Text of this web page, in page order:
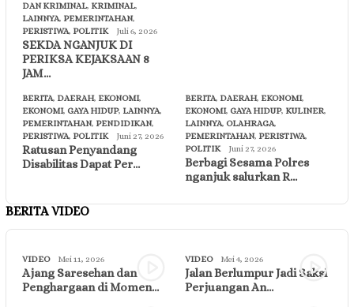
DAN KRIMINAL, KRIMINAL,
LAINNYA, PEMERINTAHAN,
PERISTIWA, POLITIK Juli 6, 2026
SEKDA NGANJUK DI
PERIKSA KEJAKSAAN 8
JAM…
BERITA, DAERAH, EKONOMI,
EKONOMI, GAYA HIDUP, LAINNYA,
PEMERINTAHAN, PENDIDIKAN,
PERISTIWA, POLITIK Juni 27, 2026
Ratusan Penyandang
Disabilitas Dapat Per…
BERITA, DAERAH, EKONOMI,
EKONOMI, GAYA HIDUP, KULINER,
LAINNYA, OLAHRAGA,
PEMERINTAHAN, PERISTIWA,
POLITIK
Juni 27, 2026
Berbagi Sesama Polres
nganjuk salurkan R…
BERITA VIDEO
VIDEO Mei 11, 2026
Ajang Saresehan dan
Penghargaan di Momen…
VIDEO Mei 4, 2026
Jalan Berlumpur Jadi Saksi
Perjuangan An…